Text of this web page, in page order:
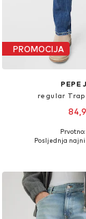
PROMOCIJA
PEPE
regular
Dostupno u
Posljednja